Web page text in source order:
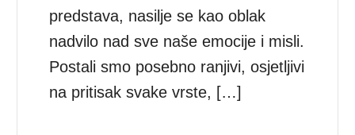
predstava, nasilje se kao oblak
nadvilo nad sve naše emocije i misli.
Postali smo posebno ranjivi, osjetljivi
na pritisak svake vrste, […]